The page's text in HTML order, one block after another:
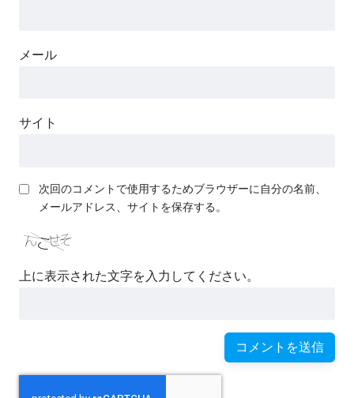
メール
サイト
次回のコメントで使用するためブラウザーに自分の名前、
メールアドレス、サイトを保存する。
上に表示された文字を入力してください。